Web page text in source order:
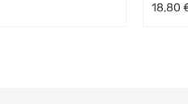
18,80